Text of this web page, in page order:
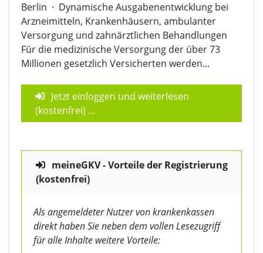
Berlin · Dynamische Ausgabenentwicklung bei
Arzneimitteln, Krankenhäusern, ambulanter
Versorgung und zahnärztlichen Behandlungen
Für die medizinische Versorgung der über 73
Millionen gesetzlich Versicherten werden...
Jetzt einloggen und weiterlesen
(kostenfrei) ...
meineGKV - Vorteile der Registrierung
(kostenfrei)
Als angemeldeter Nutzer von krankenkassen
direkt haben Sie neben dem vollen Lesezugriff
für alle Inhalte weitere Vorteile: